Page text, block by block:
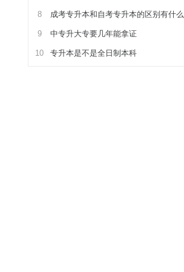
8 成考专升本和自考专升本的区别有什么
9 中专升大专要几年能拿证
10 专升本是不是全日制本科